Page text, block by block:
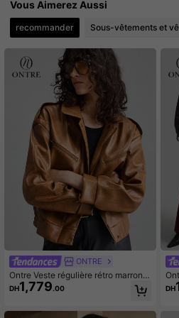
4.84 1.6M Suiveurs
Vous Aimerez Aussi
recommander Sous-vêtements et
ONTRE
Ontre Veste régulière rétro marron p
our femmes. Style urbain décontrac
té, mode affaires, tenue de bureau.
ment élégant. Tenue urbaine Top d
DH1,779.00 DH